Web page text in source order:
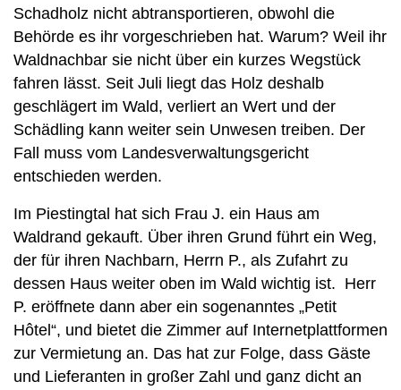
Schadholz nicht abtransportieren, obwohl die
Behörde es ihr vorgeschrieben hat. Warum? Weil ihr
Waldnachbar sie nicht über ein kurzes Wegstück
fahren lässt. Seit Juli liegt das Holz deshalb
geschlägert im Wald, verliert an Wert und der
Schädling kann weiter sein Unwesen treiben. Der
Fall muss vom Landesverwaltungsgericht
entschieden werden.
Im Piestingtal hat sich Frau J. ein Haus am
Waldrand gekauft. Über ihren Grund führt ein Weg,
der für ihren Nachbarn, Herrn P., als Zufahrt zu
dessen Haus weiter oben im Wald wichtig ist. Herr
P. eröffnete dann aber ein sogenanntes „Petit
Hôtel“, und bietet die Zimmer auf Internetplattformen
zur Vermietung an. Das hat zur Folge, dass Gäste
und Lieferanten in großer Zahl und ganz dicht an